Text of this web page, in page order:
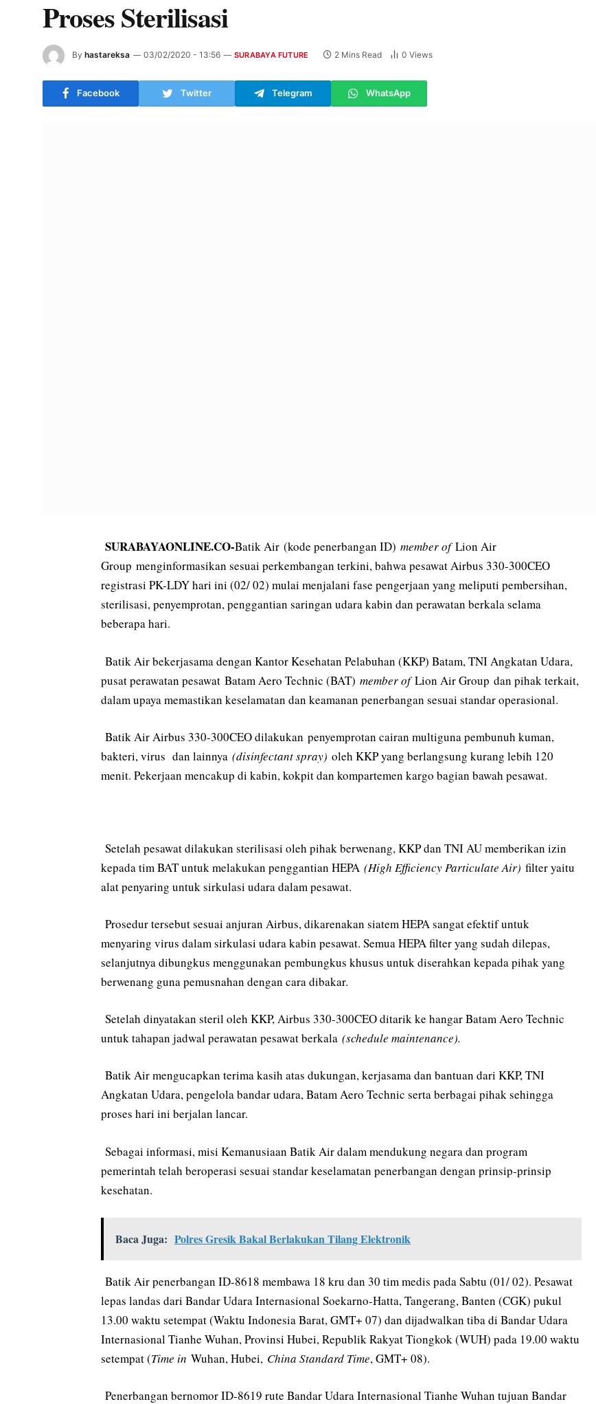
Proses Sterilisasi
By hastareksa 03/02/2020 - 13:56 SURABAYA FUTURE 2 Mins Read 0Views
Facebook Twitter Telegram WhatsApp
SURABAYAONLINE.CO-Batik Air (kode penerbangan ID) member ofLion Air
Group menginformasikan sesuai perkembangan terkini, bahwa pesawat Airbus 330-300CEO
registrasi PK-LDY hari ini (02/ 02) mulai menjalani fase pengerjaan yang meliputi pembersihan,
sterilisasi, penyemprotan, penggantian saringan udara kabin dan perawatan berkala selama
beberapa hari.
Batik Air bekerjasama dengan Kantor Kesehatan Pelabuhan (KKP) Batam, TNI Angkatan Udara,
pusat perawatan pesawat Batam Aero Technic (BAT) member ofLion Air Group dan pihak terkait,
dalam upaya memastikan keselamatan dan keamanan penerbangan sesuai standar operasional.
Batik Air Airbus 330-300CEO dilakukan penyemprotan cairan multiguna pembunuh kuman,
bakteri, virus dan lainnya (disinfectant spray) oleh KKP yang berlangsung kurang lebih 120
menit. Pekerjaan mencakup di kabin, kokpit dan kompartemen kargo bagian bawah pesawat.
Setelah pesawat dilakukan sterilisasi oleh pihak berwenang, KKP dan TNI AU memberikan izin
kepada tim BAT untuk melakukan penggantian HEPA (High Efficiency Particulate Air) filter yaitu
alat penyaring untuk sirkulasi udara dalam pesawat.
Prosedur tersebut sesuai anjuran Airbus, dikarenakan siatem HEPA sangat efektif untuk
menyaring virus dalam sirkulasi udara kabin pesawat. Semua HEPA filter yang sudah dilepas,
selanjutnya dibungkus menggunakan pembungkus khusus untuk diserahkan kepada pihak yang
berwenang guna pemusnahan dengan cara dibakar.
Setelah dinyatakan steril oleh KKP, Airbus 330-300CEO ditarik ke hangar Batam Aero Technic
untuk tahapan jadwal perawatan pesawat berkala (schedule maintenance).
Batik Air mengucapkan terima kasih atas dukungan, kerjasama dan bantuan dari KKP, TNI
Angkatan Udara, pengelola bandar udara, Batam Aero Technic serta berbagai pihak sehingga
proses hari ini berjalan lancar.
Sebagai informasi, misi Kemanusiaan Batik Air dalam mendukung negara dan program
pemerintah telah beroperasi sesuai standar keselamatan penerbangan dengan prinsip-prinsip
kesehatan.
Baca Juga: Polres Gresik Bakal Berlakukan Tilang Elektronik
Batik Air penerbangan ID-8618 membawa 18 kru dan 30 tim medis pada Sabtu (01/ 02). Pesawat
lepas landas dari Bandar Udara Internasional Soekarno-Hatta, Tangerang, Banten (CGK) pukul
13.00 waktu setempat (Waktu Indonesia Barat, GMT+ 07) dan dijadwalkan tiba di Bandar Udara
Internasional Tianhe Wuhan, Provinsi Hubei, Republik Rakyat Tiongkok (WUH) pada 19.00 waktu
setempat (Time in Wuhan, Hubei, China Standard Time, GMT+ 08).
Penerbangan bernomor ID-8619 rute Bandar Udara Internasional Tianhe Wuhan tujuan Bandar